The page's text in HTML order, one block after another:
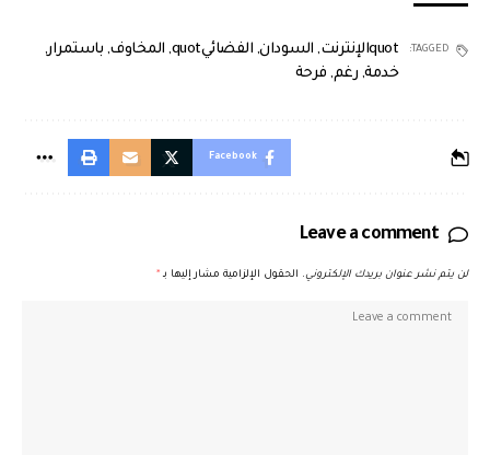
TAGGED: quotالإنترنت , السودان, الفضائيquot , المخاوف, باستمرار,
خدمة, رغم, فرحة
Facebook
Leave a comment
لن يتم نشر عنوان بريدك الإلكتروني. الحقول الإلزامية مشار إليها بـ *